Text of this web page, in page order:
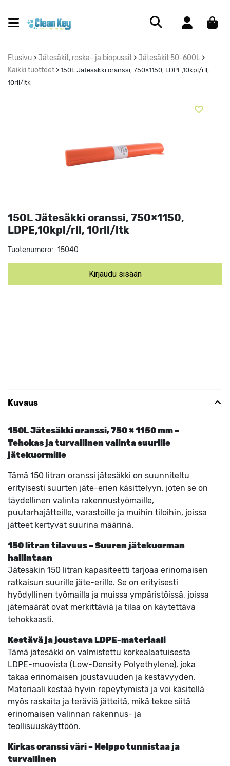
Etusivu > Jätesäkit, roska- ja biopussit > Jätesäkit 50-600L >
Kaikki tuotteet > 150L Jätesäkki oranssi, 750×1150, LDPE,10kpl/rll,
10rll/ltk
150L Jätesäkki oranssi, 750×1150,
LDPE,10kpl/rll, 10rll/ltk
Tuotenumero: 15040
Kirjaudu sisään
Kuvaus
150L Jätesäkki oranssi, 750 × 1150 mm –
Tehokas ja turvallinen valinta suurille
jätekuormille
Tämä 150 litran oranssi jätesäkki on suunniteltu
erityisesti suurten jäte-erien käsittelyyn, joten se on
täydellinen valinta rakennustyömaille,
puutarhajätteille, varastoille ja muihin tiloihin, joissa
jätteet kertyvät suurina määrinä.
150 litran tilavuus – Suuren jätekuorman
hallintaan
Jätesäkin 150 litran kapasiteetti tarjoaa erinomaisen
ratkaisun suurille jäte-erille. Se on erityisesti
hyödyllinen työmailla ja muissa ympäristöissä, joissa
jätemäärät ovat merkittäviä ja tilaa on käytettävä
tehokkaasti.
Kestävä ja joustava LDPE-materiaali
Tämä jätesäkki on valmistettu korkealaatuisesta
LDPE-muovista (Low-Density Polyethylene), joka
takaa erinomaisen joustavuuden ja kestävyyden.
Materiaali kestää hyvin repeytymistä ja voi käsitellä
myös raskaita ja teräviä jätteitä, mikä tekee siitä
erinomaisen valinnan rakennus- ja
teollisuuskäyttöön.
Kirkas oranssi väri – Helppo tunnistaa ja
turvallinen